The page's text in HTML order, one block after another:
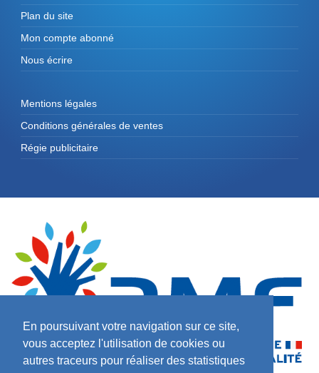
En poursuivant votre navigation sur ce site,
vous acceptez l'utilisation de cookies ou
autres traceurs pour réaliser des statistiques
Plan du site
Mon compte abonné
Nous écrire
Mentions légales
Conditions générales de ventes
Régie publicitaire